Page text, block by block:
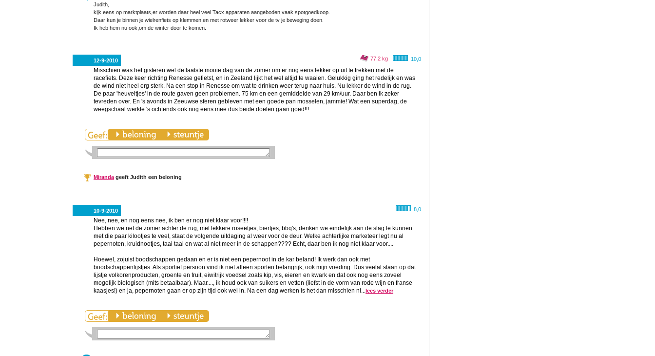
Judith,
kijk eens op marktplaats,er worden daar heel veel Tacx apparaten aangeboden,vaak spotgoedkoop.
Daar kun je binnen je wielrenfiets op klemmen,en met rotweer lekker voor de tv je beweging doen.
Ik heb hem nu ook,om de winter door te komen.
12-9-2010 10,0
77,2 kg
Misschien was het gisteren wel de laatste mooie dag van de zomer om er nog eens lekker op uit te trekken met de
racefiets. Deze keer richting Renesse gefietst, en in Zeeland lijkt het wel altijd te waaien. Gelukkig ging het redelijk en was
de wind niet heel erg sterk. Na een stop in Renesse om wat te drinken weer terug naar huis. Nu lekker de wind in de rug.
De paar 'heuveltjes' in de route gaven geen problemen. 75 km en een gemiddelde van 29 km/uur. Daar ben ik zeker
tevreden over. En 's avonds in Zeeuwse sferen gebleven met een goede pan mosselen, jammie! Wat een superdag, de
weegschaal werkte 's ochtends ook nog eens mee dus beide doelen gaan goed!!!
Miranda geeft Judith een beloning
10-9-2010 8,0
Nee, nee, en nog eens nee, ik ben er nog niet klaar voor!!!!
Hebben we net de zomer achter de rug, met lekkere roseetjes, biertjes, bbq's, denken we eindelijk aan de slag te kunnen
met die paar kilootjes te veel, staat de volgende uitdaging al weer voor de deur. Welke achterlijke marketeer legt nu al
pepernoten, kruidnootjes, taai taai en wat al niet meer in de schappen???? Echt, daar ben ik nog niet klaar voor....
Hoewel, zojuist boodschappen gedaan en er is niet een pepernoot in de kar beland! Ik werk dan ook met
boodschappenlijstjes. Als sportief persoon vind ik niet alleen sporten belangrijk, ook mijn voeding. Dus veelal staan op dat
lijstje volkorenproducten, groente en fruit, eiwitrijk voedsel zoals kip, vis, eieren en kwark en dat ook nog eens zoveel
mogelijk biologisch (mits betaalbaar). Maar...., ik houd ook van suikers en vetten (liefst in de vorm van rode wijn en franse
kaasjes!) en ja, pepernoten gaan er op zijn tijd ook wel in. Na een dag werken is het dan misschien ni...lees verder